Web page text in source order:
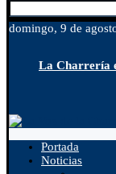
domingo, 9 de
La Charrería
Portada
Noticias